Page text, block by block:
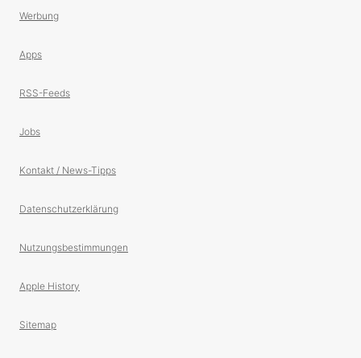
Werbung
Apps
RSS-Feeds
Jobs
Kontakt / News-Tipps
Datenschutzerklärung
Nutzungsbestimmungen
Apple History
Sitemap